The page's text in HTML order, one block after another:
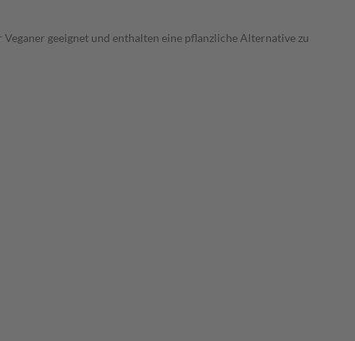
geeignet und enthalten eine pflanzliche Alternative zu